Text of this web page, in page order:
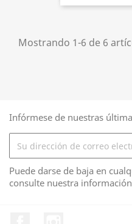
Mostrando 1-6 de 6
Infórmese de nuestras
Puede darse de baja en
consulte nuestra